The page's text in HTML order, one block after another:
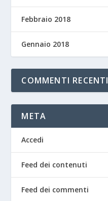
Febbraio 2018
Gennaio 2018
COMMENTI RECENTI
META
Accedi
Feed dei contenuti
Feed dei commenti